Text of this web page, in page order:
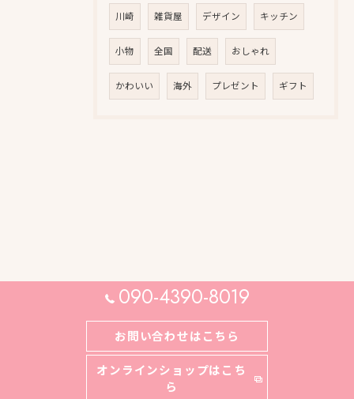
川崎 雑貨屋 デザイン キッチン
小物 全国 配送 おしゃれ
かわいい 海外 プレゼント ギフト
090-4390-8019
お問い合わせはこちら
オンラインショップはこち
ら